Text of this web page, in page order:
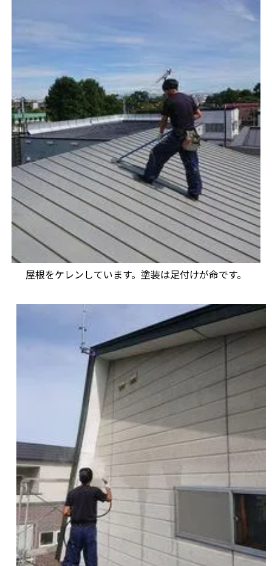
屋根をケレンしています。塗装は足付けが命です。